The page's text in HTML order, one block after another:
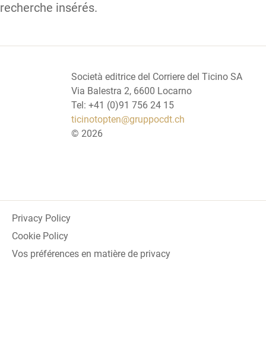
recherche insérés.
Società editrice del Corriere del Ticino SA
Via Balestra 2, 6600 Locarno
Tel: +41 (0)91 756 24 15
ticinotopten@gruppocdt.ch
© 2026
Privacy Policy
Cookie Policy
Vos préférences en matière de privacy